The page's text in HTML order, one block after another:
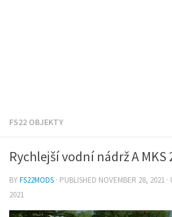
FS22 OBJEKTY
Rychlejší vodní nádrž A MKS
BYFS22MODS · PUBLISHED NOVEMBER 28, 2021
2021